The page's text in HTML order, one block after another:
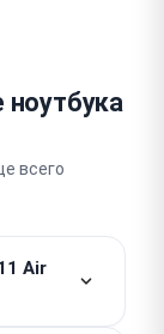
всего
Air